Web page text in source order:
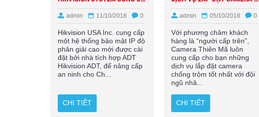
admin 11/10/2018 0
Hikvision USA Inc. cung cấp
một hệ thống bảo mật IP độ
phân giải cao mới được cài
đặt bởi nhà tích hợp ADT
Hikvision ADT, để nâng cấp
an ninh cho Ch...
CHI TIẾT
admin 05/10/2018 0
Với phương châm khách
hàng là “người cấp trên”,
Camera Thiên Mã luôn
cung cấp cho bạn những
dịch vụ lắp đặt camera
chống trộm tốt nhất với đội
ngũ nhâ...
CHI TIẾT